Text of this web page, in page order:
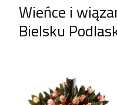
Wieńce i
Bielsku